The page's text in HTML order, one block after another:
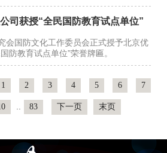
司获授“全民国防教育试点单位”
会国防文化工作委员会正式授予北京优
防教育试点单位”荣誉牌匾。
1 2 3 4 5 6 7
.. 83 下一页 末页